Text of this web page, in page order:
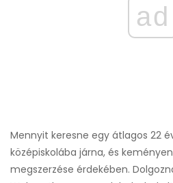
ad
Mennyit keresne egy átlagos 22
középiskolába járna, és
megszerzése érdekében.